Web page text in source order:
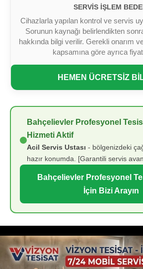
SERVIS İŞLEM
Cihazlarla yapılan kontrol ve servis
Sorunun kaynağı belirlendikten
hakkında bilgi verilir. Gerekli onarım
kapsamına göre ayrıca
HEMEN ÜCRETSİZ
Bahçelievler Profesyonel
Hizmeti Aktif
Acil Servis Ustası - bölgenizdeki
hazır konumda. [Garantili servis
Bahçelievler Profesyonel
İçin Bizi Arayın